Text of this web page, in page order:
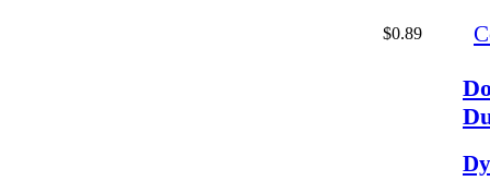
$0.89